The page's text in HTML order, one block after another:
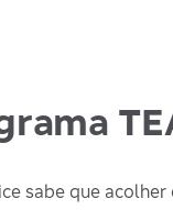
sabe que